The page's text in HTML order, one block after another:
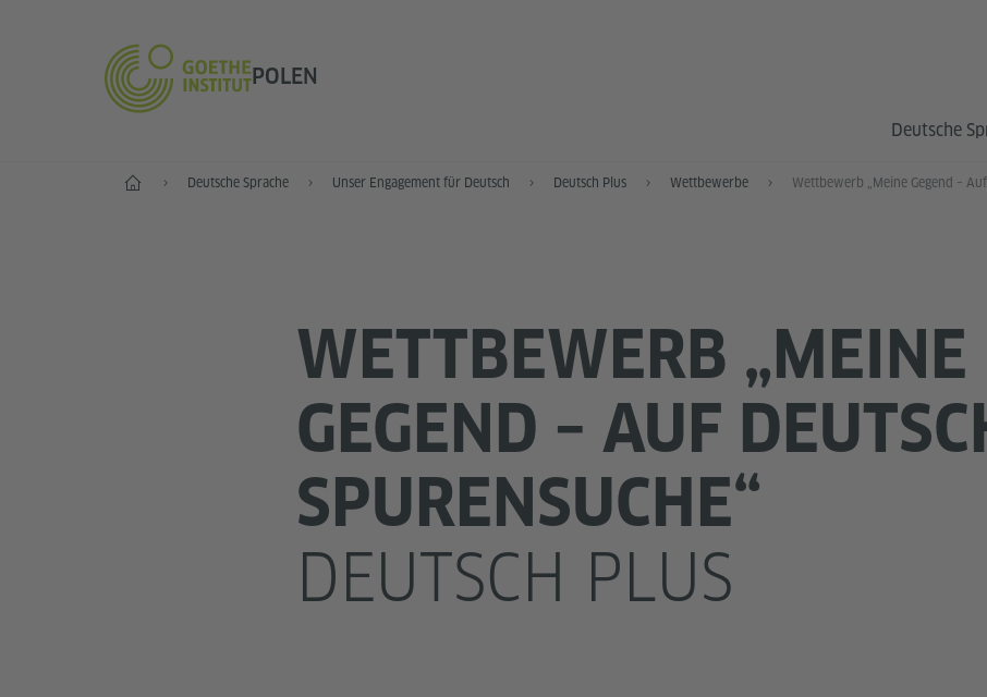
POLEN
Deutsche
Start Deutsche Sprache Unser Engagement für Deutsch Deutsch Plus Wettbewerbe
WETTBEWERB „MEINE
GEGEND – AUF
SPURENSUCHE“
DEUTSCH PLUS